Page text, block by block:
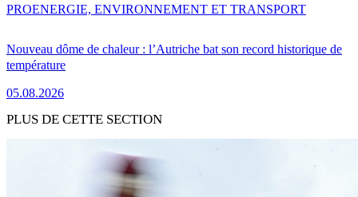
Nouveau dôme de chaleur : l’Autriche bat son record historique de
température
05.08.2026
PROENERGIE, ENVIRONNEMENT ET TRANSPORT
PLUS DE CETTE SECTION